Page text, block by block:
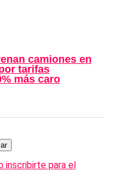
camiones en
tarifas
más caro